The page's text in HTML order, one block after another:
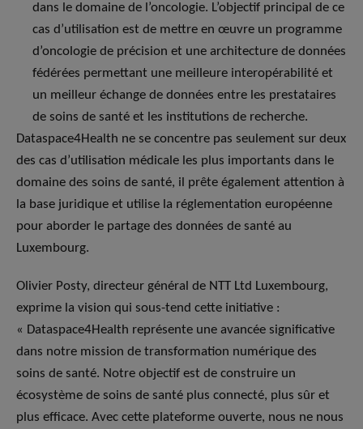
dans le domaine de l’oncologie. L’objectif principal de ce
cas d’utilisation est de mettre en œuvre un programme
d’oncologie de précision et une architecture de données
fédérées permettant une meilleure interopérabilité et
un meilleur échange de données entre les prestataires
de soins de santé et les institutions de recherche.
Dataspace4Health ne se concentre pas seulement sur deux
des cas d’utilisation médicale les plus importants dans le
domaine des soins de santé, il prête également attention à
la base juridique et utilise la réglementation européenne
pour aborder le partage des données de santé au
Luxembourg.
Olivier Posty, directeur général de NTT Ltd Luxembourg,
exprime la vision qui sous-tend cette initiative :
« Dataspace4Health représente une avancée significative
dans notre mission de transformation numérique des
soins de santé. Notre objectif est de construire un
écosystème de soins de santé plus connecté, plus sûr et
plus efficace. Avec cette plateforme ouverte, nous ne nous